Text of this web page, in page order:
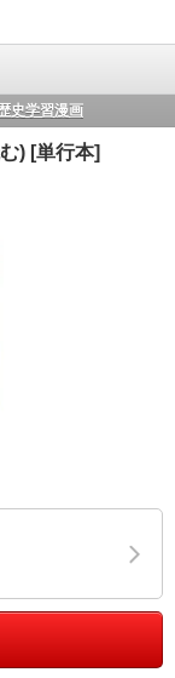
史学習漫画
) [単行本]